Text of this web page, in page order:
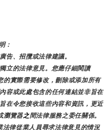
：
告、招攬或法律建議。
立的法律意見。您應仔細閱讀
實際需要修改，刪除或添加所有
容或此處包含的任何連結並非旨在
在令您接收這些內容和資訊，更近
瀏覽器之間法律服務之委任關係。
律從業人員尋求法律意見的情況